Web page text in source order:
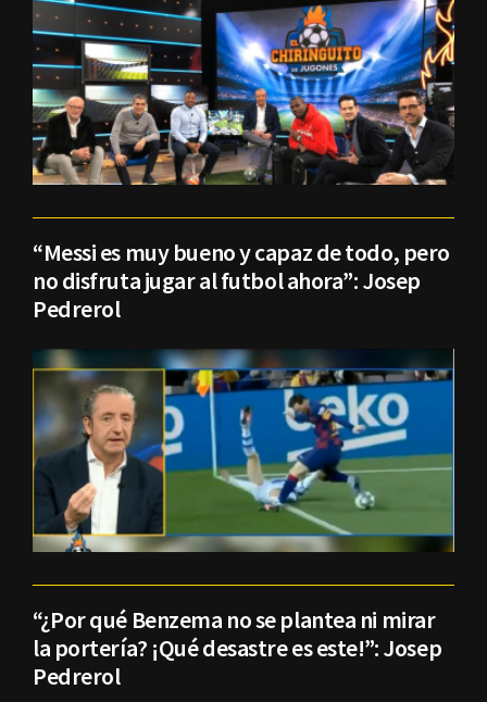
“Messi es muy bueno y capaz de todo, pero
no disfruta jugar al futbol ahora”: Josep
Pedrerol
“¿Por qué Benzema no se plantea ni mirar
la portería? ¡Qué desastre es este!”: Josep
Pedrerol